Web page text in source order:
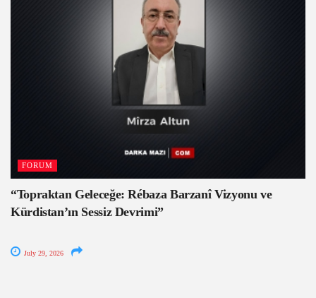
FORUM
“Topraktan Geleceğe: Rébaza Barzanî Vizyonu ve
Kürdistan’ın Sessiz Devrimi”
July 29, 2026